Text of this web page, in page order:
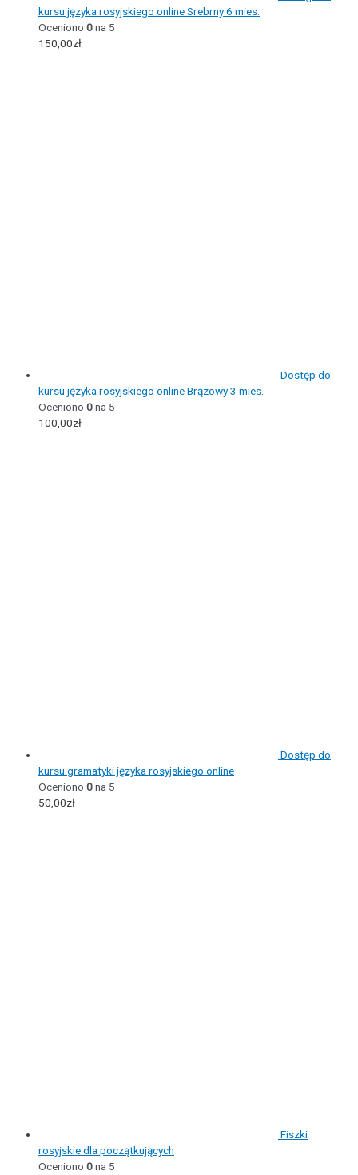
kursu języka rosyjskiego online Srebrny 6 mies.
Oceniono 0na 5
150,00zł
Dostęp do
kursu języka rosyjskiego online Brązowy 3 mies.
Oceniono 0na 5
100,00zł
Dostęp do
kursu gramatyki języka rosyjskiego online
Oceniono 0na 5
50,00zł
Fiszki
rosyjskie dla początkujących
Oceniono 0na 5